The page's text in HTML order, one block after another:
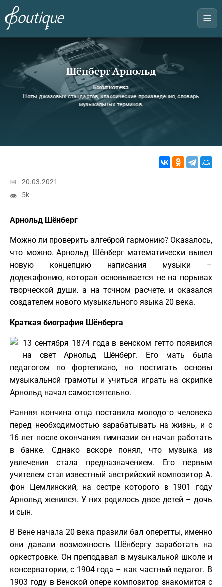
Шёнберг Арнольд
Библиотека
Ноты джазовых стандартов, классические произведения, словарь
музыкальных терминов.
📅
20.03.2021
👁
5k
Арнольд Шёнберг
Можно ли проверить алгеброй гармонию? Оказалось,
что можно. Арнольд Шёнберг математически вывел
новую концепцию написания музыки –
додекафонию, которая основывается не на порывах
творческой души, а на точном расчете, и оказался
создателем нового музыкального языка 20 века.
Краткая биография Шёнберга
13 сентября 1874 года в венском гетто появился
на свет Арнольд Шёнберг. Его мать была
педагогом по фортепиано, но постигать основы
музыкальной грамоты и учиться играть на скрипке
Арнольд начал самостоятельно.
Ранняя кончина отца поставила молодого человека
перед необходимостью зарабатывать на жизнь, и с
16 лет после окончания гимназии он начал работать
в банке. Однако вскоре понял, что музыка из
увлечения стала предназначением. Его первым
учителем стал известный австрийский композитор А.
фон Цемлинский, на сестре которого в 1901 году
Арнольд женился. У них родилось двое детей – дочь
и сын.
В Вене начала 20 века правили бал оперетты, именно
они давали возможность Шёнбергу заработать на
оркестровке. Он преподавал в музыкальной школе и
консерватории, с 1904 года – как частный педагог. В
1903 году в Венской опере композитор знакомится с